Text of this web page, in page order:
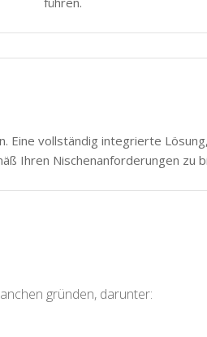
Eine vollständig integrierte
Ihren Nischenanforderungen zu
gründen, darunter: